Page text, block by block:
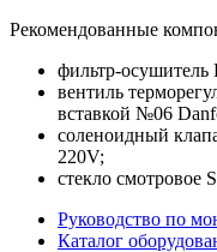
Рекомендованные
фильтр-осушитель
вентиль
вставкой №06
соленоидный
220V;
стекло смотровое
Руководство по
Каталог